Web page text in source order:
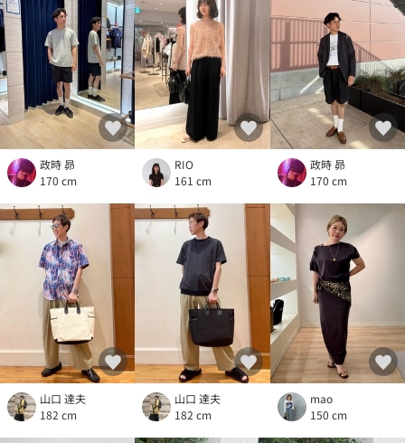
政時 昴
170 cm
RIO
161 cm
政時 昴
170 cm
山口 達夫
182 cm
山口 達夫
182 cm
mao
150 cm